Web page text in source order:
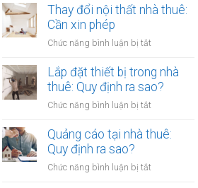
lại
thuê:
định
ra
Thay đổi nội thất nhà thuê:
Cần xin phép
Chức năng bình luận bị tắt
đổi
nội
nhà
Cần
Lắp đặt thiết bị trong nhà
thuê: Quy định ra sao?
Chức năng bình luận bị tắt
đặt
trong
Quảng cáo tại nhà thuê:
Quy định ra sao?
Chức năng bình luận bị tắt